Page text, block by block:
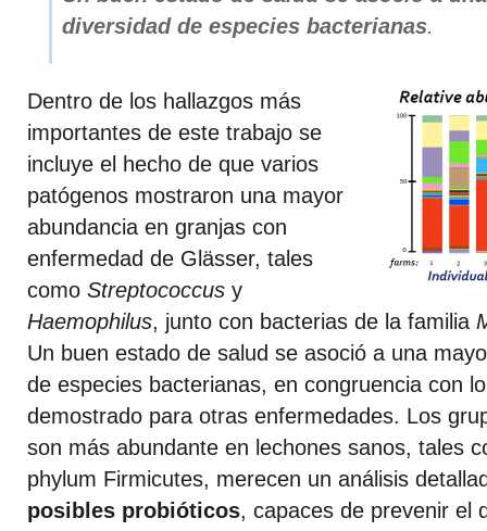
diversidad de especies bacterianas.
Dentro de los hallazgos más
importantes de este trabajo se
incluye el hecho de que varios
patógenos mostraron una mayor
abundancia en granjas con
enfermedad de Glässer, tales
como Streptococcus y
Haemophilus, junto con bacterias de la familia
Un buen estado de salud se asoció a una
de especies bacterianas, en congruencia con
demostrado para otras enfermedades. Los
son más abundante en lechones sanos, tales
phylum Firmicutes, merecen un análisis
posibles probióticos, capaces de prevenir el